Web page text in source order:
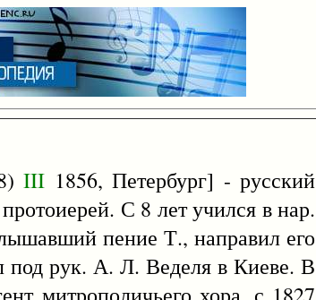
III 1856, Петербург] - русский
С 8 лет учился в нар.
пение Т., направил его
под рук. А. Л. Веделя в Киеве. В